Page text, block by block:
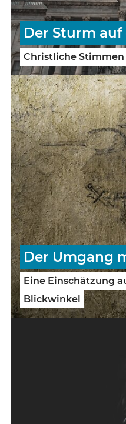
Der Sturm auf
Christliche Stimmen
Der Umgang
Eine Einschätzung
Blickwinkel